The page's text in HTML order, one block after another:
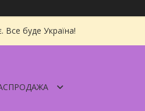
Все буде Україна!